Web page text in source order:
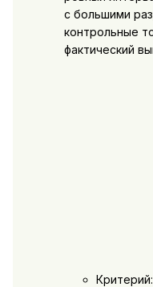
с большими
контрольные
фактический